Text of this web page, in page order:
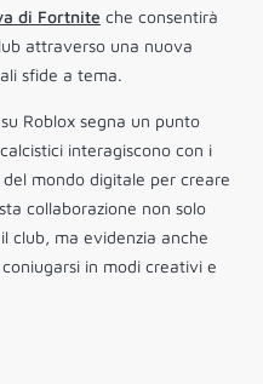
di Fortnite che consentirà
attraverso una nuova
sfide a tema.
Roblox segna un punto
interagiscono con i
mondo digitale per creare
collaborazione non solo
club, ma evidenzia anche
in modi creativi e